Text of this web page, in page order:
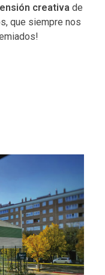
creativa de
que siempre nos